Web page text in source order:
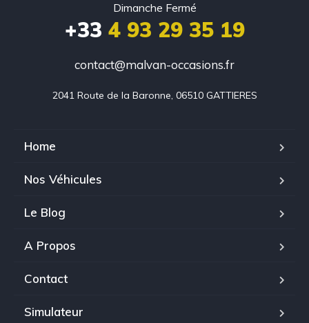
Dimanche Fermé
+33 4 93 29 35 19
contact@malvan-occasions.fr
2041 Route de la Baronne, 06510 GATTIERES
Home
Nos Véhicules
Le Blog
A Propos
Contact
Simulateur